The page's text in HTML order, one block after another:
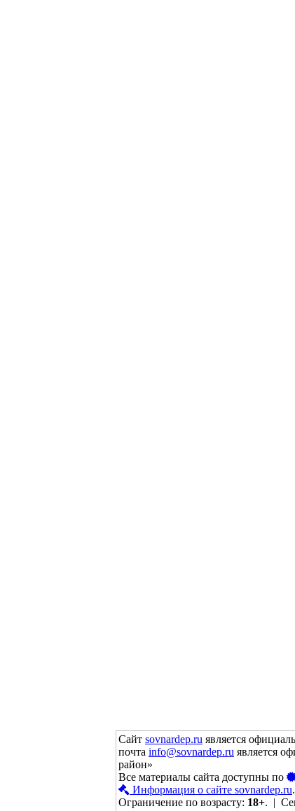
Сайт sovnardep.ru является
почта info@sovnardep.ru является
район»
Все материалы сайта доступны по
Информация о сайте sovnardep.ru.
Ограничение по возрасту: 18+. |